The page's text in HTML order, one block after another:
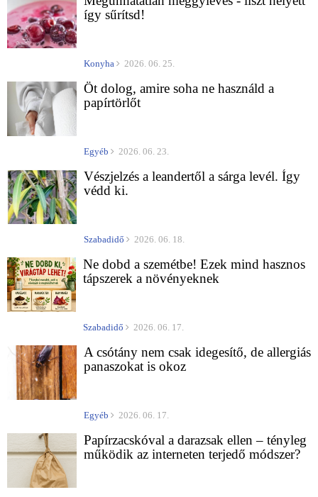
így sűrítsd!
Konyha 2026. 06. 25.
Öt dolog, amire soha ne használd a
papírtörlőt
Egyéb 2026. 06. 23.
Vészjelzés a leandertől a sárga levél. Így
védd ki.
Szabadidő 2026. 06. 18.
Ne dobd a szemétbe! Ezek mind hasznos
tápszerek a növényeknek
Szabadidő 2026. 06. 17.
A csótány nem csak idegesítő, de allergiás
panaszokat is okoz
Egyéb 2026. 06. 17.
Papírzacskóval a darazsak ellen – tényleg
működik az interneten terjedő módszer?